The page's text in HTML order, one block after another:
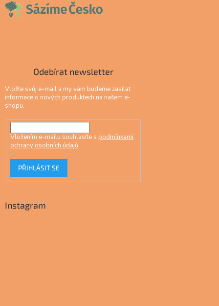
Odebírat newsletter
Vložte svůj e-mail a my vám budeme zasílat
informace o nových produktech na našem e-
shopu.
Vložením e-mailu souhlasíte s podmínkami
ochrany osobních údajů
PŘIHLÁSIT SE
Instagram